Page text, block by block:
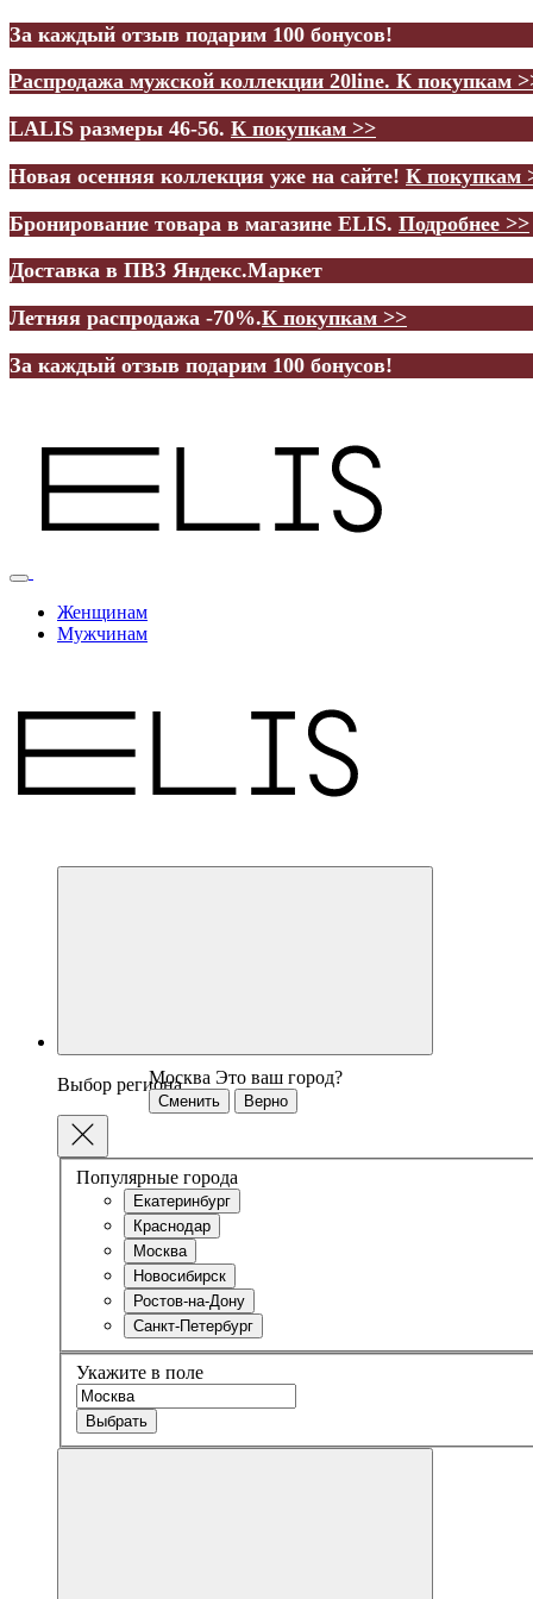
За каждый отзыв подарим 100 бонусов!
Распродажа мужской коллекции 20line. К покупкам
LALIS размеры 46-56. К покупкам >>
Новая осенняя коллекция уже на сайте! К покупкам
Бронирование товара в магазине ELIS. Подробнее >>
Доставка в ПВЗ Яндекс.Маркет
Летняя распродажа -70%.К покупкам >>
За каждый отзыв подарим 100 бонусов!
Женщинам
Мужчинам
Выбор региона
Популярные города
Екатеринбург
Краснодар
Москва
Новосибирск
Ростов-на-Дону
Санкт-Петербург
Укажите в поле
Выбрать
Москва Это ваш город?
Сменить Верно